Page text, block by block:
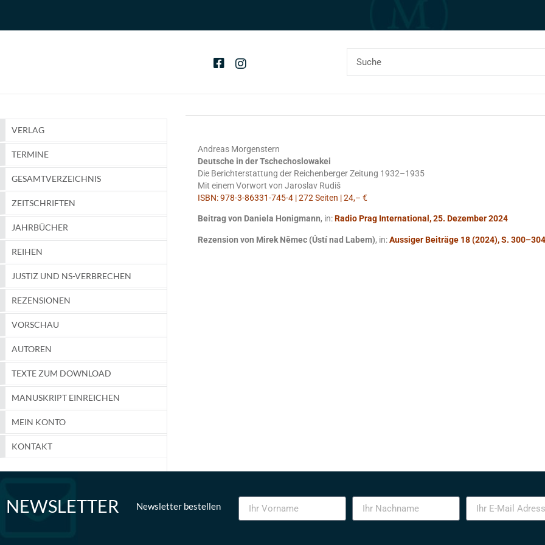
VERLAG
TERMINE
GESAMTVERZEICHNIS
ZEITSCHRIFTEN
JAHRBÜCHER
REIHEN
JUSTIZ UND NS-VERBRECHEN
REZENSIONEN
VORSCHAU
AUTOREN
TEXTE ZUM DOWNLOAD
MANUSKRIPT EINREICHEN
MEIN KONTO
KONTAKT
Andreas Morgenstern
Deutsche in der Tschechoslowakei
Die Berichterstattung der Reichenberger Zeitung 1932–1935
Mit einem Vorwort von Jaroslav Rudiš
ISBN: 978-3-86331-745-4 | 272 Seiten | 24,– €
Beitrag von Daniela Honigmann, in:Radio Prag International, 25. Dezember 2024
Rezension von Mirek Němec (Ústí nad Labem), in:Aussiger Beiträge 18 (2024), S. 300–304
NEWSLETTER Newsletter bestellen